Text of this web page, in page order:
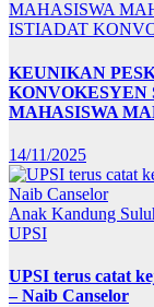
ISTIADAT
KEUNIKAN
MAHASISWA
14/11/2025
Anak Kandung
UPSI
UPSI terus catat
– Naib Canselor